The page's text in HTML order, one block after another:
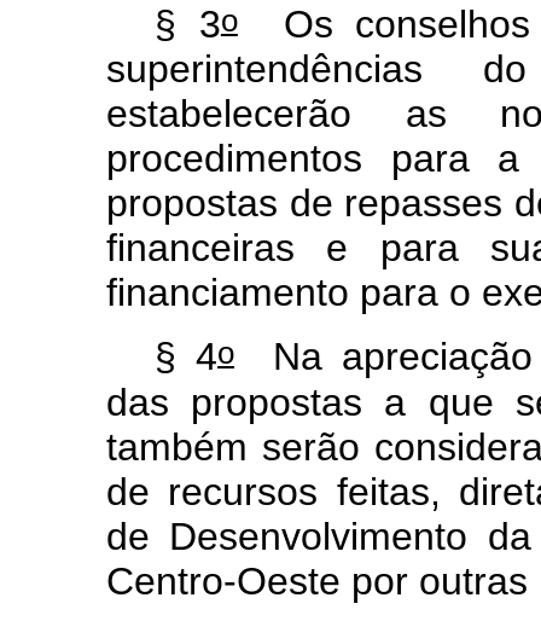
§ 3oOs conselhos
superintendências
estabelecerão as
procedimentos para
propostas de repasses
financeiras e para
financiamento para o
§ 4o Na apreciação
das propostas a que
também serão
de recursos feitas,
de Desenvolvimento
Centro-Oeste por